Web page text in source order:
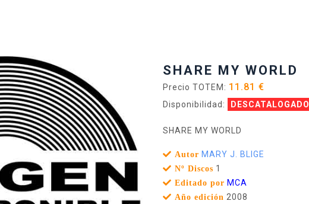
SHARE MY WORLD
Precio TOTEM: 11.81 €
Disponibilidad: DESCATALOGADO
SHARE MY WORLD
Autor MARY J. BLIGE
Nº Discos 1
Editado por MCA
Año edición 2008